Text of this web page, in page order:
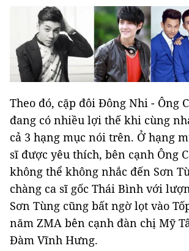
Theo đó, cặp đôi Đông Nhi - Ông
đang có nhiều lợi thế khi cùng
cả 3 hạng mục nói trên. Ở hạng
sĩ được yêu thích, bên cạnh Ông
không thể không nhắc đến Sơn
chàng ca sĩ gốc Thái Bình với
Sơn Tùng cũng bất ngờ lọt vào
năm ZMA bên cạnh đàn chị Mỹ
Đàm Vĩnh Hưng.